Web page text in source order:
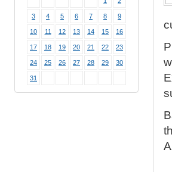
3 4 5 6 7 8 9
10 11 12 13 14 15 16
17 18 19 20 21 22 23
24 25 26 27 28 29 30
31